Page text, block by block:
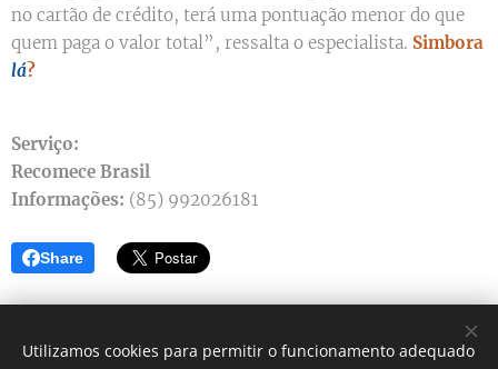
no cartão de crédito, terá uma pontuação menor do que
quem paga o valor total”, ressalta o especialista. Simbora
lá?
Serviço:
Recomece Brasil
Informações: (85) 992026181
Share
Utilizamos cookies para permitir o funcionamento adequado